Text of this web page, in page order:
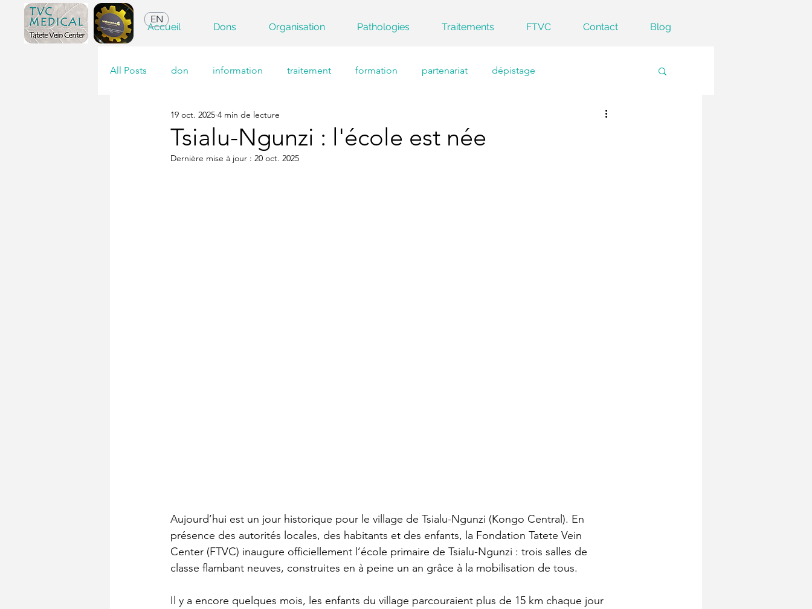
EN
Accueil Dons Organisation Pathologies Traitements FTVC Contact Blog
All Posts don information traitement formation partenariat dépistage
Tsialu-Ngunzi : l'école est née
19 oct. 2025 4 min de lecture
Dernière mise à jour : 20 oct. 2025
Aujourd’hui est un jour historique pour le village de Tsialu-Ngunzi (Kongo Central). En
présence des autorités locales, des habitants et des enfants, la Fondation Tatete Vein
Center (FTVC) inaugure officiellement l’école primaire de Tsialu-Ngunzi : trois salles de
classe flambant neuves, construites en à peine un an grâce à la mobilisation de tous.
Il y a encore quelques mois, les enfants du village parcouraient plus de 15 km chaque jour